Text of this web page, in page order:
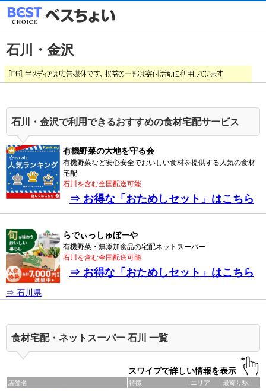
石川・金沢
石川・金沢で利用できるおすすめの食材宅配サービス
有機野菜の大地を守る会
有機野菜など安心安全でおいしい食材を提供する人気の食材
宅配
石川を含む全国配送可能
⇒ お得な「おためしセット」はこちら
らでぃっしゅぼーや
有機野菜・無添加食品の宅配ネットスーパー
石川を含む全国配送可能
⇒ お得な「おためしセット」はこちら
⇒ 石川県
食材宅配・ネットスーパー 石川 一覧
スワイプで詳しい情報を表示
店舗名 特徴 エリア 最寄り駅